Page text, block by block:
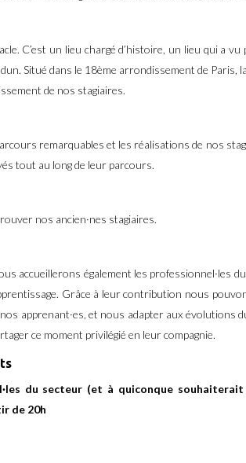
C’est un lieu chargé d’histoire, un lieu qui a
Situé dans le 18ème arrondissement de Paris,
de nos stagiaires.
remarquables et les réalisations de nos
tout au long de leur parcours.
nos ancien·nes stagiaires.
accueillerons également les professionnel·les
Grâce à leur contribution nous
apprenant·es, et nous adapter aux évolutions
ce moment privilégié en leur compagnie.
du secteur (et à quiconque
de 20h